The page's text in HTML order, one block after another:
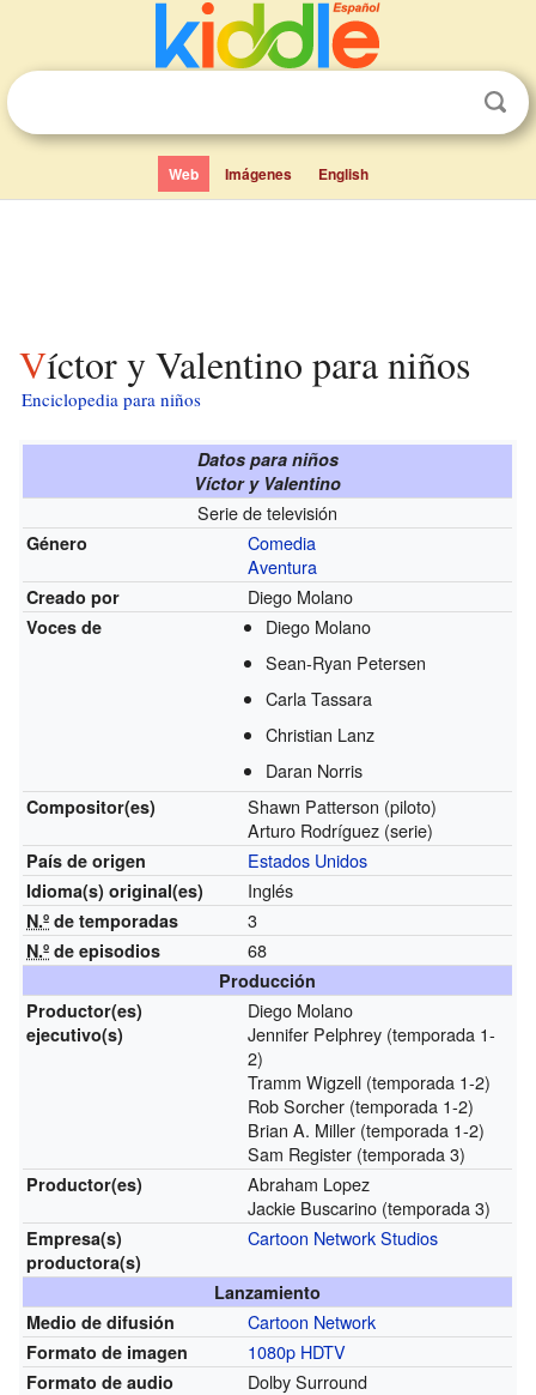
Web Imágenes English
Víctor y Valentino para niños
Enciclopedia para niños
Datos para niños
Víctor y Valentino
Serie de televisión
Género
Comedia
Aventura
Creado por Diego Molano
Voces de
Diego Molano
Sean-Ryan Petersen
Carla Tassara
Christian Lanz
Daran Norris
Compositor(es)
Shawn Patterson (piloto)
Arturo Rodríguez (serie)
País de origen Estados Unidos
Idioma(s) original(es) Inglés
N.º de temporadas 3
N.º de episodios 68
Producción
Productor(es)
ejecutivo(s)
Diego Molano
Jennifer Pelphrey (temporada 1-
2)
Tramm Wigzell (temporada 1-2)
Rob Sorcher (temporada 1-2)
Brian A. Miller (temporada 1-2)
Sam Register (temporada 3)
Productor(es)
Abraham Lopez
Jackie Buscarino (temporada 3)
Empresa(s)
productora(s)
Cartoon Network Studios
Lanzamiento
Medio de difusión
Cartoon Network
Formato de imagen 1080p HDTV
Formato de audio Dolby Surround